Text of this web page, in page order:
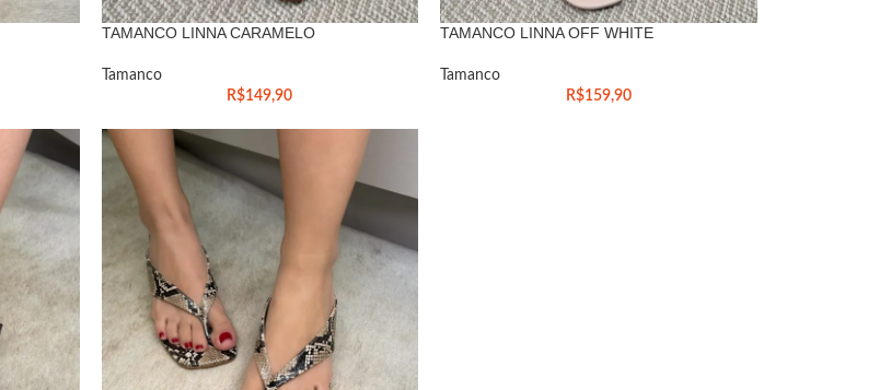
TAMANCO LINNA CARAMELO
Tamanco
R$149,90
TAMANCO LINNA OFF WHITE
Tamanco
R$159,90